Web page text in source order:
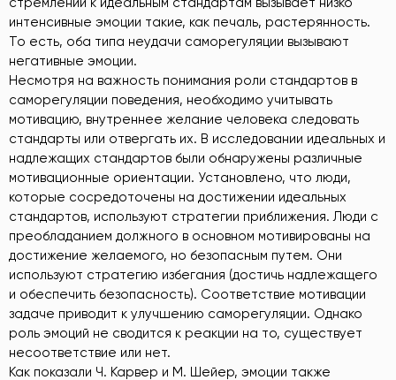
интенсивные эмоции такие, как печаль, растерянность.
То есть, оба типа неудачи саморегуляции вызывают
негативные эмоции.
Несмотря на важность понимания роли стандартов в
саморегуляции поведения, необходимо учитывать
мотивацию, внутреннее желание человека следовать
стандарты или отвергать их. В исследовании идеальных и
надлежащих стандартов были обнаружены различные
мотивационные ориентации. Установлено, что люди,
которые сосредоточены на достижении идеальных
стандартов, используют стратегии приближения. Люди с
преобладанием должного в основном мотивированы на
достижение желаемого, но безопасным путем. Они
используют стратегию избегания (достичь надлежащего
и обеспечить безопасность). Соответствие мотивации
задаче приводит к улучшению саморегуляции. Однако
роль эмоций не сводится к реакции на то, существует
несоответствие или нет.
Как показали Ч. Карвер и М. Шейер, эмоции также